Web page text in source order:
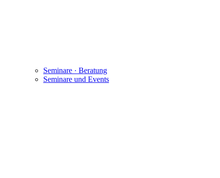
Seminare · Beratung
Seminare und Events